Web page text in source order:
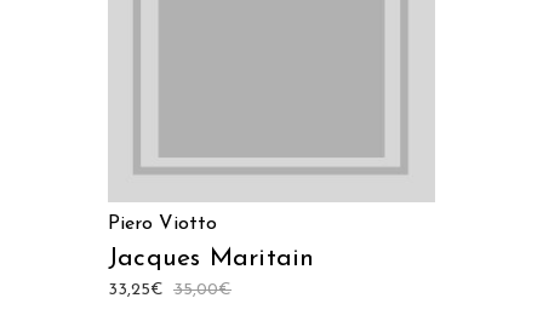
Piero Viotto
Jacques Maritain
35,00€
33,25€